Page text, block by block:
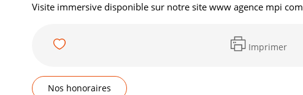
Visite immersive disponible sur notre site www agence mpi com
Imprimer
Nos honoraires